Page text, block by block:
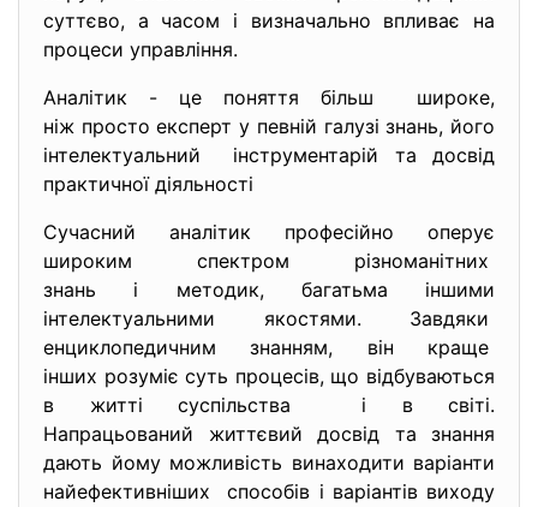
суттєво, а часом і визначально впливає на
процеси управління.
Аналітик - це поняття більш широке,
ніж просто експерт у певній галузі знань, його
інтелектуальний інструментарій та досвід
практичної діяльності
Сучасний аналітик професійно оперує
широким спектром різноманітних
знань і методик, багатьма іншими
інтелектуальними якостями. Завдяки
енциклопедичним знанням, він краще
інших розуміє суть процесів, що відбуваються
в житті суспільства і в світі.
Напрацьований життєвий досвід та знання
дають йому можливість винаходити варіанти
найефективніших способів і варіантів виходу